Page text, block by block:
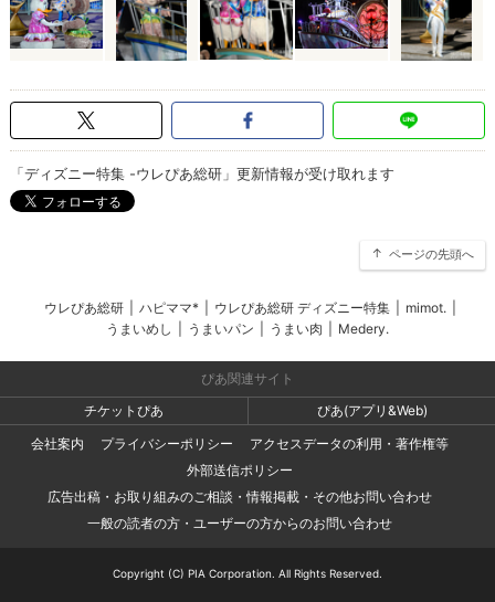
「ディズニー特集 -ウレぴあ総研」更新情報が受け取れます
ページの先頭へ
ウレぴあ総研 ハピママ* ウレぴあ総研 ディズニー特集 mimot.
うまいめし
うまいパン うまい肉 Medery.
ぴあ関連サイト
チケットぴあ
ぴあ(アプリ&Web)
会社案内
プライバシーポリシー
アクセスデータの利用・著作権等
外部送信ポリシー
広告出稿・お取り組みのご相談・情報掲載・その他お問い合わせ
一般の読者の方・ユーザーの方からのお問い合わせ
Copyright (C) PIA Corporation. All Rights Reserved.